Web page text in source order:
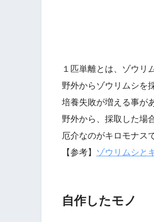
１匹単離とは、ゾウリ
野外からゾウリムシを
培養失敗が増える事が
野外から、採取した場
厄介なのがキロモナス
【参考】
ゾウリムシと
自作したモノ